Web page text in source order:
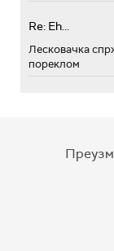
Re: Eh...
Лесковачка
пореклом